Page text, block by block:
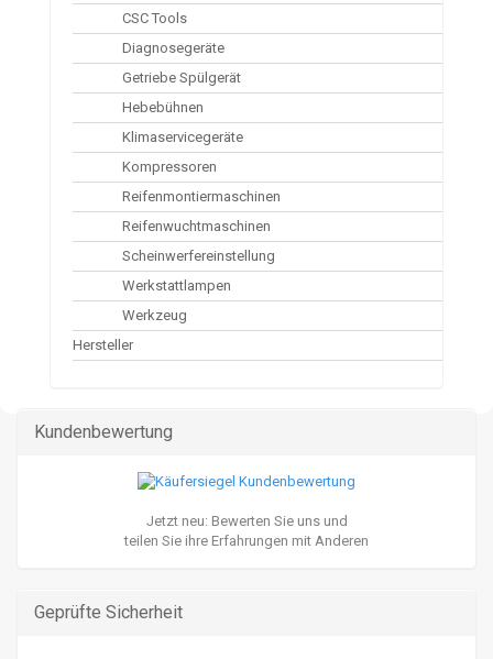
CSC Tools
Diagnosegeräte
Getriebe Spülgerät
Hebebühnen
Klimaservicegeräte
Kompressoren
Reifenmontiermaschinen
Reifenwuchtmaschinen
Scheinwerfereinstellung
Werkstattlampen
Werkzeug
Hersteller
Kundenbewertung
Jetzt neu: Bewerten Sie uns und
teilen Sie ihre Erfahrungen mit Anderen
Geprüfte Sicherheit